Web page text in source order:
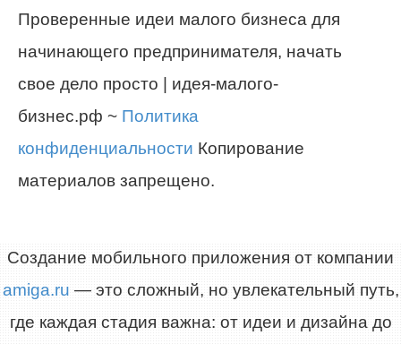
Проверенные идеи малого бизнеса для
начинающего предпринимателя, начать
свое дело просто | идея-малого-
бизнес.рф ~ Политика
конфиденциальности Копирование
материалов запрещено.
Создание мобильного приложения от компании
amiga.ru — это сложный, но увлекательный путь,
где каждая стадия важна: от идеи и дизайна до